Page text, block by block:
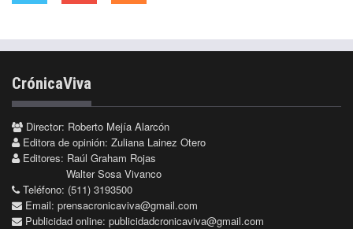
CrónicaViva
Director: Roberto Mejía Alarcón
Editora de opinión: Zuliana Lainez Otero
Editores: Raúl Graham Rojas
Walter Sosa Vivanco
Teléfono: (511) 3193500
Email: prensacronicaviva@gmail.com
Publicidad online: publicidadcronicaviva@gmail.com